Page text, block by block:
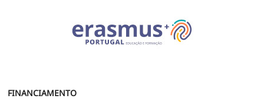
FINANCIAMENTO